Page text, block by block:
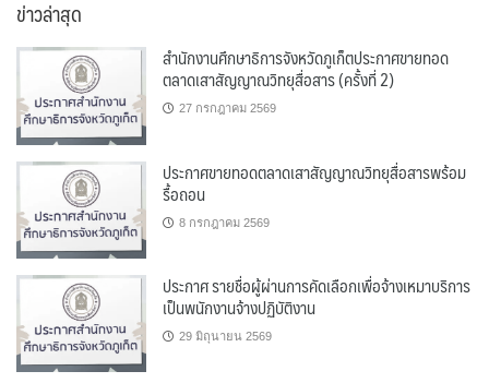
ข่าวล่าสุด
สำนักงานศึกษาธิการจังหวัดภูเก็ตประกาศขายทอด
ตลาดเสาสัญญาณวิทยุสื่อสาร (ครั้งที่ 2)
27 กรกฎาคม 2569
ประกาศขายทอดตลาดเสาสัญญาณวิทยุสื่อสารพร้อม
รื้อถอน
8 กรกฎาคม 2569
ประกาศ รายชื่อผู้ผ่านการคัดเลือกเพื่อจ้างเหมาบริการ
เป็นพนักงานจ้างปฏิบัติงาน
29 มิถุนายน 2569